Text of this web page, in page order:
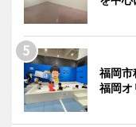
福岡市
福岡オ